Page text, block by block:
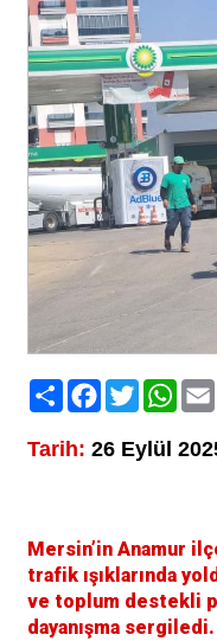
PaylaşFacebook
Twitter
Tarih: 26 Eylül
Mersin’in Anamur
trafik ışıklarında
ve toplum destekli
dayanışma sergiledi.